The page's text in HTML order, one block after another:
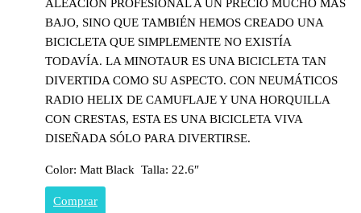
ALEACIÓN PROFESIONAL A UN PRECIO MUCHO MÁS
BAJO, SINO QUE TAMBIÉN HEMOS CREADO UNA
BICICLETA QUE SIMPLEMENTE NO EXISTÍA
TODAVÍA. LA MINOTAUR ES UNA BICICLETA TAN
DIVERTIDA COMO SU ASPECTO. CON NEUMÁTICOS
RADIO HELIX DE CAMUFLAJE Y UNA HORQUILLA
CON CRESTAS, ESTA ES UNA BICICLETA VIVA
DISEÑADA SÓLO PARA DIVERTIRSE.
Color: Matt Black Talla: 22.6″
Comprar